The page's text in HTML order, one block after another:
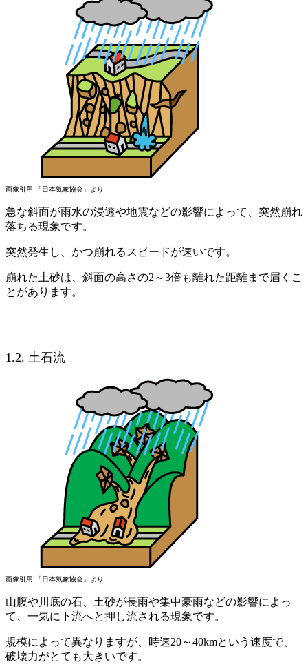
画像引用 「日本気象協会」より
急な斜面が雨水の浸透や地震などの影響によって、突然崩れ
落ちる現象です。
突然発生し、かつ崩れるスピードが速いです。
崩れた土砂は、斜面の高さの2～3倍も離れた距離まで届くこ
とがあります。
1.2. 土石流
画像引用 「日本気象協会」より
山腹や川底の石、土砂が長雨や集中豪雨などの影響によっ
て、一気に下流へと押し流される現象です。
規模によって異なりますが、時速20～40kmという速度で、
破壊力がとても大きいです。